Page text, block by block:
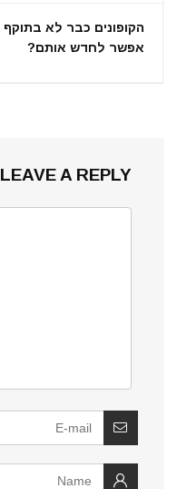
הקופונים כבר לא בתוקף
אפשר לחדש אותם?
LEAVE A REPLY